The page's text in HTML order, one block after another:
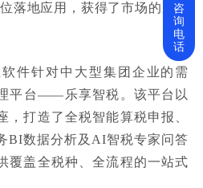
落地应用，获得了市场的广泛
件针对中大型集团企业的需
平台——乐享智税。该平台以
，打造了全税智能算税申报、
BI数据分析及AI智税专家问答
覆盖全税种、全流程的一站式
咨
询
电
话